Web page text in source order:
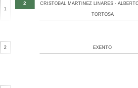
1
2 CRISTOBAL MARTINEZ LINARES -
TORTOSA
2 EXENTO